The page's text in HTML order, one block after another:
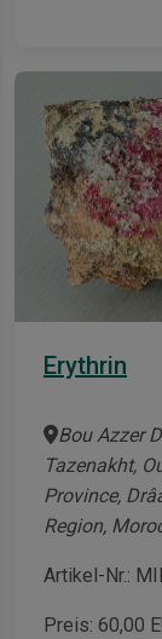
Erythrin
Bou Azzer
Tazenakht,
Province,
Region,
Artikel-Nr.:
Preis: 60,00